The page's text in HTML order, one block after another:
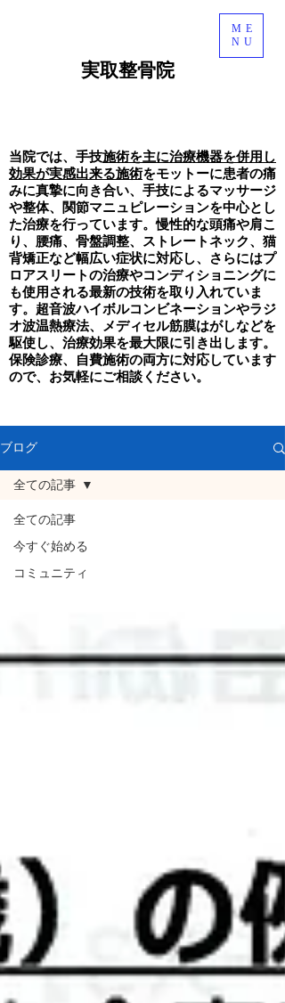
​実取整骨院
ME
NU
当院では、手技施術を主に治療機器を併用し
効果が実感出来る施術をモットーに患者の痛
みに真摯に向き合い、手技によるマッサージ
や整体、関節マニュピレーションを中心とし
た治療を行っています。慢性的な頭痛や肩こ
り、腰痛、骨盤調整、ストレートネック、猫
背矯正など幅広い症状に対応し、さらにはプ
ロアスリートの治療やコンディショニングに
も使用される最新の技術を取り入れていま
す。超音波ハイボルコンビネーションやラジ
オ波温熱療法、メディセル筋膜はがしなどを
駆使し、治療効果を最大限に引き出します。
保険診療、自費施術の両方に対応しています
ので、お気軽にご相談ください。
ブログ
全ての記事
今すぐ始める
コミュニティ
全ての記事